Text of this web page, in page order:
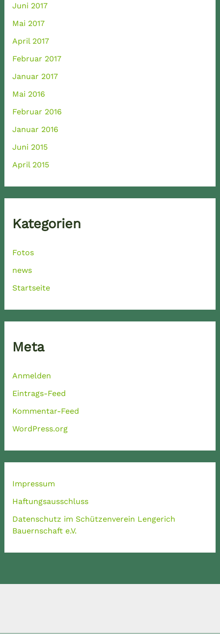
Juni 2017
Mai 2017
April 2017
Februar 2017
Januar 2017
Mai 2016
Februar 2016
Januar 2016
Juni 2015
April 2015
Kategorien
Fotos
news
Startseite
Meta
Anmelden
Eintrags-Feed
Kommentar-Feed
WordPress.org
Impressum
Haftungsausschluss
Datenschutz im Schützenverein Lengerich
Bauernschaft e.V.